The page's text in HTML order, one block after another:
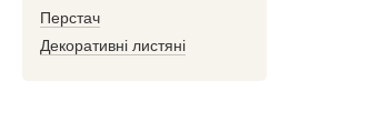
Перстач
Декоративні листяні